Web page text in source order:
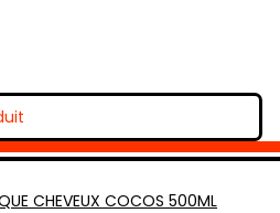
CHEVEUX COCOS 500ML